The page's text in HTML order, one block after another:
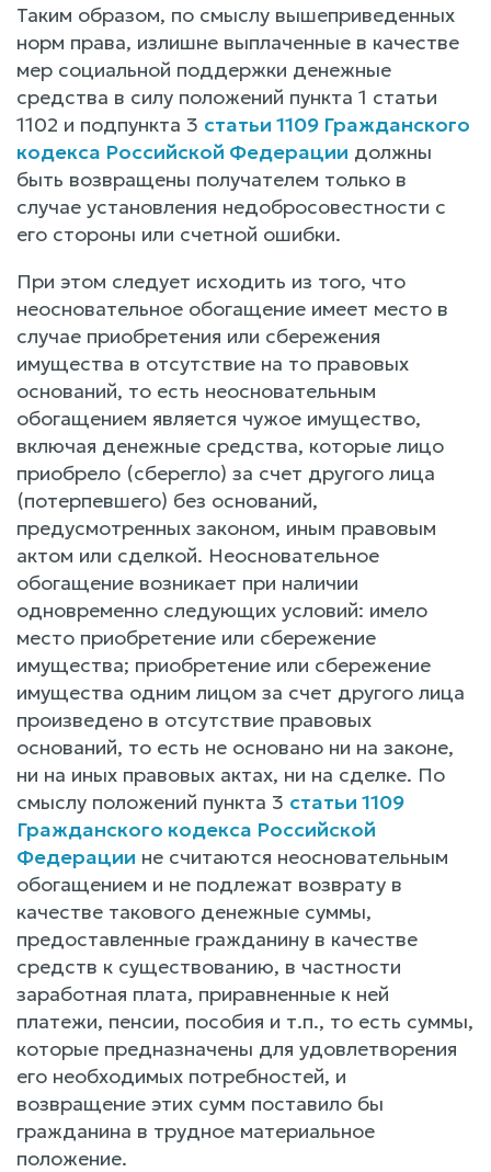
Таким образом, по смыслу вышеприведенных
норм права, излишне выплаченные в качестве
мер социальной поддержки денежные
средства в силу положений пункта 1 статьи
1102 и подпункта 3 статьи 1109 Гражданского
кодекса Российской Федерации должны
быть возвращены получателем только в
случае установления недобросовестности с
его стороны или счетной ошибки.
При этом следует исходить из того, что
неосновательное обогащение имеет место в
случае приобретения или сбережения
имущества в отсутствие на то правовых
оснований, то есть неосновательным
обогащением является чужое имущество,
включая денежные средства, которые лицо
приобрело (сберегло) за счет другого лица
(потерпевшего) без оснований,
предусмотренных законом, иным правовым
актом или сделкой. Неосновательное
обогащение возникает при наличии
одновременно следующих условий: имело
место приобретение или сбережение
имущества; приобретение или сбережение
имущества одним лицом за счет другого лица
произведено в отсутствие правовых
оснований, то есть не основано ни на законе,
ни на иных правовых актах, ни на сделке. По
смыслу положений пункта 3 статьи 1109
Гражданского кодекса Российской
Федерации не считаются неосновательным
обогащением и не подлежат возврату в
качестве такового денежные суммы,
предоставленные гражданину в качестве
средств к существованию, в частности
заработная плата, приравненные к ней
платежи, пенсии, пособия и т.п., то есть суммы,
которые предназначены для удовлетворения
его необходимых потребностей, и
возвращение этих сумм поставило бы
гражданина в трудное материальное
положение.